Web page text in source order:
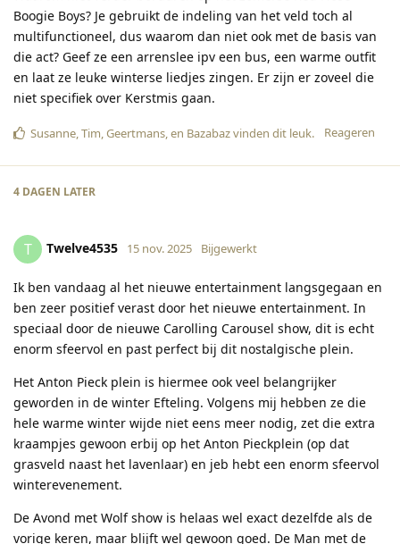
Boogie Boys? Je gebruikt de indeling van het veld toch al
multifunctioneel, dus waarom dan niet ook met de basis van
die act? Geef ze een arrenslee ipv een bus, een warme outfit
en laat ze leuke winterse liedjes zingen. Er zijn er zoveel die
niet specifiek over Kerstmis gaan.
Reageren
Susanne,Tim,Geertmans, en Bazabazvinden dit leuk.
4 DAGEN LATER
T Twelve4535 15 nov. 2025 Bijgewerkt
Ik ben vandaag al het nieuwe entertainment langsgegaan en
ben zeer positief verast door het nieuwe entertainment. In
speciaal door de nieuwe Carolling Carousel show, dit is echt
enorm sfeervol en past perfect bij dit nostalgische plein.
Het Anton Pieck plein is hiermee ook veel belangrijker
geworden in de winter Efteling. Volgens mij hebben ze die
hele warme winter wijde niet eens meer nodig, zet die extra
kraampjes gewoon erbij op het Anton Pieckplein (op dat
grasveld naast het lavenlaar) en jeb hebt een enorm sfeervol
winterevenement.
De Avond met Wolf show is helaas wel exact dezelfde als de
vorige keren, maar blijft wel gewoon goed. De Man met de